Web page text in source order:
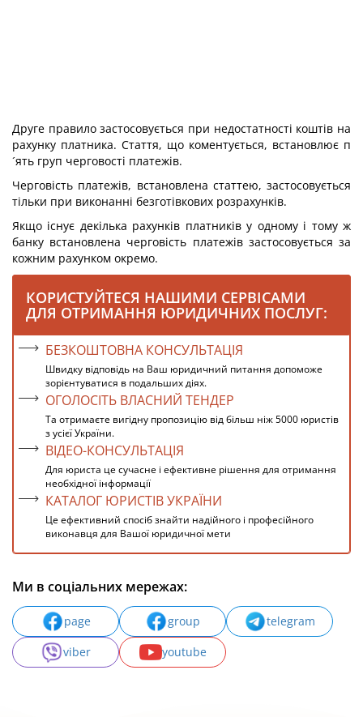
Друге правило застосовується при недостатності коштів на
рахунку платника. Стаття, що коментується, встановлює п
´ять груп черговості платежів.
Черговість платежів, встановлена статтею, застосовується
тільки при виконанні безготівкових розрахунків.
Якщо існує декілька рахунків платників у одному і тому ж
банку встановлена черговість платежів застосовується за
кожним рахунком окремо.
КОРИСТУЙТЕСЯ НАШИМИ СЕРВІСАМИ
ДЛЯ ОТРИМАННЯ ЮРИДИЧНИХ ПОСЛУГ:
БЕЗКОШТОВНА КОНСУЛЬТАЦІЯ
Швидку відповідь на Ваш юридичний питання допоможе
зорієнтуватися в подальших діях.
ОГОЛОСІТЬ ВЛАСНИЙ ТЕНДЕР
Та отримаєте вигідну пропозицію від більш ніж 5000 юристів
з усієї України.
ВІДЕО-КОНСУЛЬТАЦІЯ
Для юриста це сучасне і ефективне рішення для отримання
необхідної інформації
КАТАЛОГ ЮРИСТІВ УКРАЇНИ
Це ефективний спосіб знайти надійного і професійного
виконавця для Вашої юридичної мети
Ми в соціальних мережах:
page group
telegram
viber
youtube